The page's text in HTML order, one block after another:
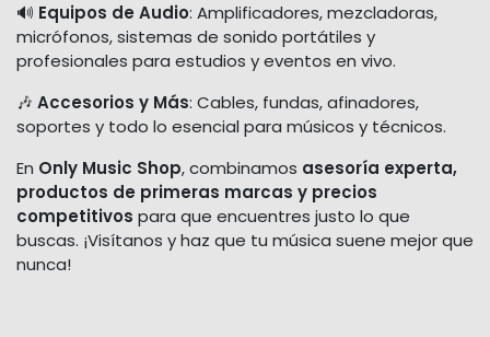
🔊 Equipos de Audio: Amplificadores, mezcladoras,
micrófonos, sistemas de sonido portátiles y
profesionales para estudios y eventos en vivo.
🎶 Accesorios y Más: Cables, fundas, afinadores,
soportes y todo lo esencial para músicos y técnicos.
En Only Music Shop, combinamos asesoría experta,
productos de primeras marcas y precios
competitivos para que encuentres justo lo que
buscas. ¡Visítanos y haz que tu música suene mejor que
nunca!